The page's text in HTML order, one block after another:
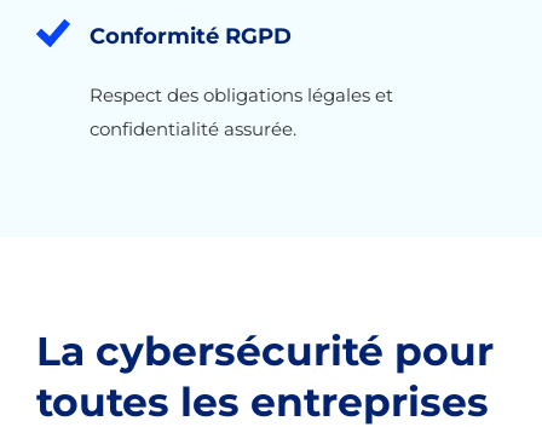
Conformité RGPD
Respect des obligations légales et
confidentialité assurée.
La cybersécurité pour
toutes les entreprises